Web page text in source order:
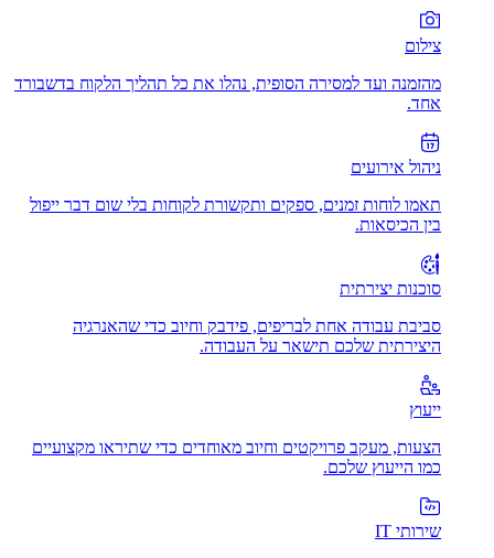
צילום
מהזמנה ועד למסירה הסופית, נהלו את כל תהליך הלקוח בדשבורד
אחד.
ניהול אירועים
תאמו לוחות זמנים, ספקים ותקשורת לקוחות בלי שום דבר ייפול
בין הכיסאות.
סוכנות יצירתית
סביבת עבודה אחת לבריפים, פידבק וחיוב כדי שהאנרגיה
היצירתית שלכם תישאר על העבודה.
ייעוץ
הצעות, מעקב פרויקטים וחיוב מאוחדים כדי שתיראו מקצועיים
כמו הייעוץ שלכם.
שירותי IT